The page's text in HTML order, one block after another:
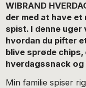
WIBRAND
der med at have
spist. I denne uger
hvordan du pifter
blive sprøde chips,
hverdagssnack
Min familie spiser